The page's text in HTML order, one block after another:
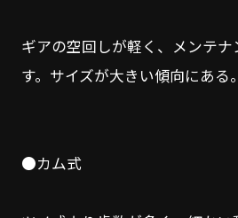
ギアの空回しが軽く、メンテナ
す。サイズが大きい傾向にある。
●カム式